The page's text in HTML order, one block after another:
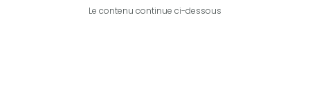
Le contenu continue ci-dessous